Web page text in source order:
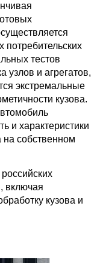
потребительских
тестов
узлов и агрегатов,
экстремальные
кузова.
и характеристики
на собственном
включая
кузова и